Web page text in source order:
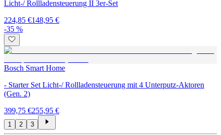
Licht-/ Rollladensteuerung II 3er-Set
224,85 €148,95 €
-35 %
Bosch Smart Home
- Starter Set Licht-/ Rollladensteuerung mit 4 Unterputz-Aktoren
(Gen. 2)
399,75 €255,95 €
1 2 3